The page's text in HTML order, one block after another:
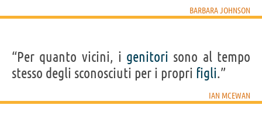
BARBARA JOHNSON
“Per quanto vicini, i genitori sono al tempo
stesso degli sconosciuti per i propri figli.”
IAN MCEWAN